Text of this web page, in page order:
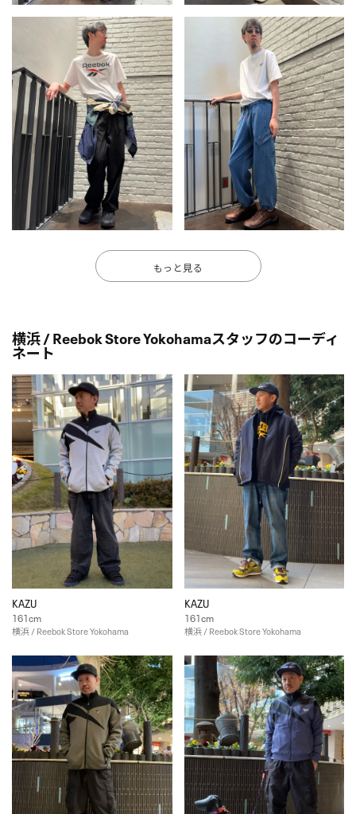
もっと見る
横浜 / Reebok Store Yokohamaスタッフのコーディ
ネート
KAZU
161cm
横浜 / Reebok Store Yokohama
KAZU
161cm
横浜 / Reebok Store Yokohama